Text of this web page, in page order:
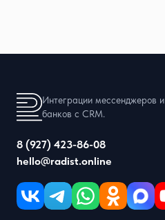
Интеграции мессенджеров и
банков с CRM.
8 (927) 423-86-08
hello@radist.online